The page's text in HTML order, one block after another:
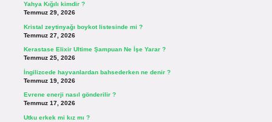
Yahya Kığılı kimdir ?
Temmuz 29, 2026
Kristal zeytinyağı boykot listesinde mi ?
Temmuz 27, 2026
Kerastase Elixir Ultime Şampuan Ne İşe Yarar ?
Temmuz 25, 2026
İngilizcede hayvanlardan bahsederken ne denir ?
Temmuz 19, 2026
Evrene enerji nasıl gönderilir ?
Temmuz 17, 2026
Utku erkek mi kız mı ?